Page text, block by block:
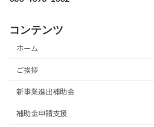
コンテンツ
ホーム
ご挨拶
新事業進出補助金
補助金申請支援